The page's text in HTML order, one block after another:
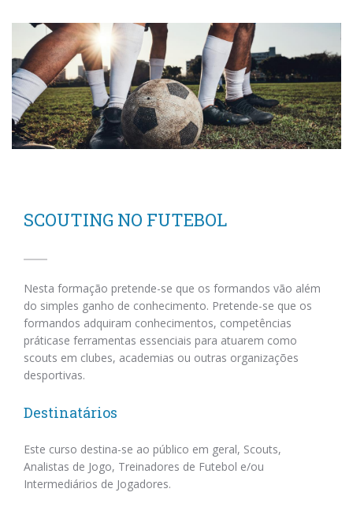
SCOUTING NO FUTEBOL
Nesta formação pretende-se que os formandos vão além
do simples ganho de conhecimento. Pretende-se que os
formandos adquiram conhecimentos, competências
práticase ferramentas essenciais para atuarem como
scouts em clubes, academias ou outras organizações
desportivas.
Destinatários
Este curso destina-se ao público em geral, Scouts,
Analistas de Jogo, Treinadores de Futebol e/ou
Intermediários de Jogadores.